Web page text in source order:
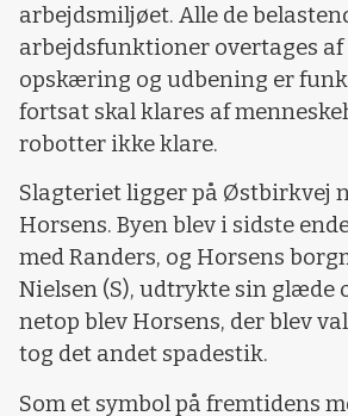
arbejdsmiljøet. Alle de
arbejdsfunktioner overtages
opskæring og udbening er
fortsat skal klares af
robotter ikke klare.
Slagteriet ligger på Østbirkvej
Horsens. Byen blev i sidste
med Randers, og Horsens
Nielsen (S), udtrykte sin glæde
netop blev Horsens, der blev
tog det andet spadestik.
Som et symbol på fremtidens